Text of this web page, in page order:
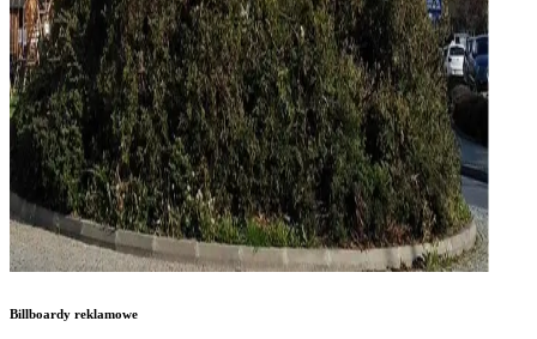
Billboardy reklamowe